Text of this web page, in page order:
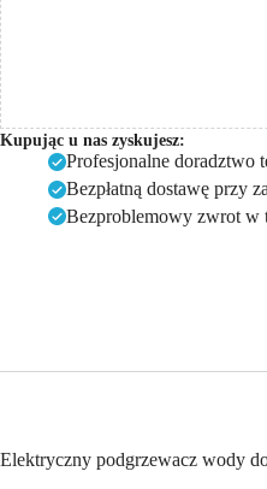
Kupując u nas zyskujesz:
Profesjonalne doradztwo
Bezpłatną dostawę przy
Bezproblemowy zwrot w
Elektryczny podgrzewacz wody